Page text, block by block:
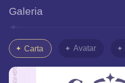
Galeria
Carta Avatar